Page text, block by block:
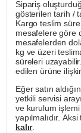
Sipariş
gösterilen tarih /
Kargo teslim
mesafelere göre
mesafelerden
kg ve üzeri
süreleri
edilen ürüne
Eğer satın
yetkili servisi
ve kurulum
yapılmalıdır.
kalır.